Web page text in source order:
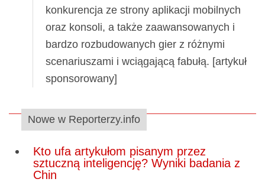
konkurencja ze strony aplikacji mobilnych
oraz konsoli, a także zaawansowanych i
bardzo rozbudowanych gier z różnymi
scenariuszami i wciągającą fabułą. [artykuł
sponsorowany]
Nowe w Reporterzy.info
Kto ufa artykułom pisanym przez
sztuczną inteligencję? Wyniki badania z
Chin